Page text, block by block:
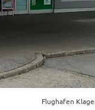
Flughafen